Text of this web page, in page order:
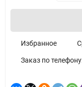
Избранное
Заказ по